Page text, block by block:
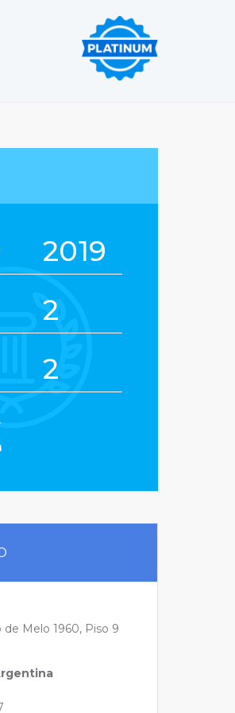
2019
2
2
de Melo 1960, Piso 9